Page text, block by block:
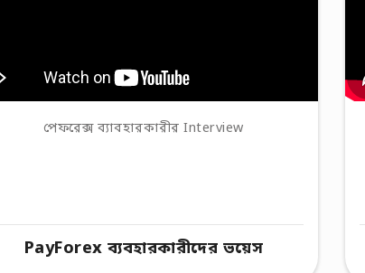
পেফরেক্স ব্যাবহারকারীর Interview
PayForex ব্যবহারকারীদের ভয়েস